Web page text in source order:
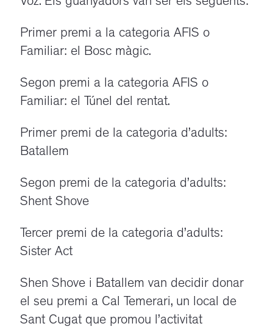
Primer premi a la categoria AFIS o
Familiar: el Bosc màgic.
Segon premi a la categoria AFIS o
Familiar: el Túnel del rentat.
Primer premi de la categoria d’adults:
Batallem
Segon premi de la categoria d’adults:
Shent Shove
Tercer premi de la categoria d’adults:
Sister Act
Shen Shove i Batallem van decidir donar
el seu premi a Cal Temerari, un local de
Sant Cugat que promou l’activitat